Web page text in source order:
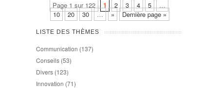
Page 1 sur 122 1 2 3 4 5
…
10
20 30 … » Dernière page »
LISTE DES THÈMES
Communication (137)
Conseils (53)
Divers (123)
Innovation (71)